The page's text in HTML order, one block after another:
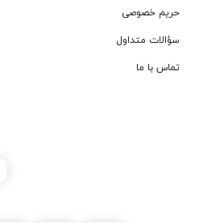
حریم خصوصی
سؤالات متداول
تماس با ما